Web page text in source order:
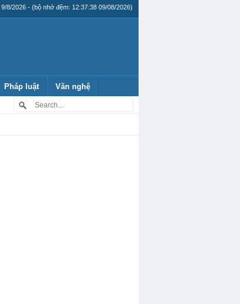
9/8/2026 - (bộ nhớ đệm: 12:37:38 09/08/2026)
Pháp luật Văn nghệ